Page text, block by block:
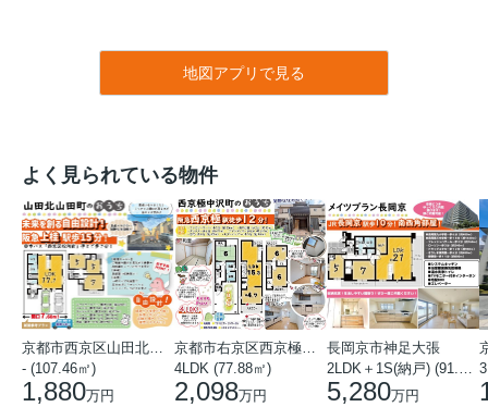
地図アプリで見る
よく見られている物件
- (107.46㎡)
1,880万円
4LDK (77.88㎡)
2,098万円
長岡京市神足大張
5,280万円